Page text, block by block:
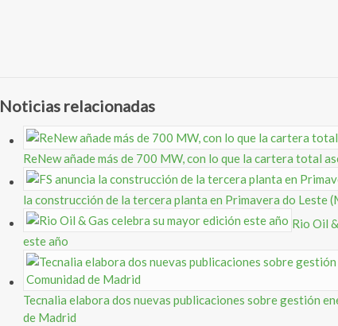
Noticias relacionadas
ReNew añade más de 700 MW, con lo que la cartera total
la construcción de la tercera planta en Primavera do Leste
Rio Oil
este año
Tecnalia elabora dos nuevas publicaciones sobre gestión
de Madrid